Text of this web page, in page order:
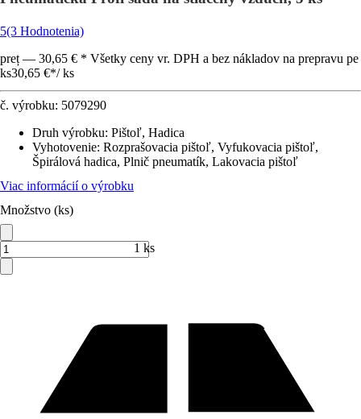
5(3 Hodnotenia)
preț — 30,65 € * Všetky ceny vr. DPH a bez nákladov na prepravu pe
ks30,65 €*/ ks
č. výrobku: 5079290
Druh výrobku: Pištoľ, Hadica
Vyhotovenie: Rozprašovacia pištoľ, Vyfukovacia pištoľ,
Špirálová hadica, Plnič pneumatík, Lakovacia pištoľ
Viac informácií o výrobku
Množstvo (ks)
1 ks